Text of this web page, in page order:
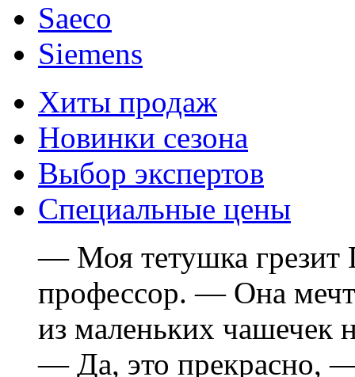
Saeco
Siemens
Хиты продаж
Новинки сезона
Выбор экспертов
Специальные цены
— Моя тетушка
профессор. — Она
из маленьких чашечек
— Да, это прекрасно, —